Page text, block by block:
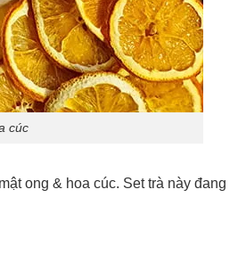
cúc
ong & hoa cúc. Set trà này đang